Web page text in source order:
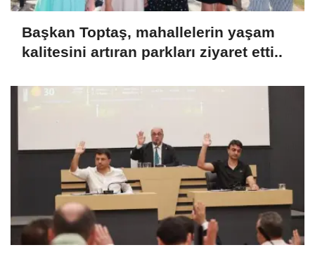
Başkan Toptaş, mahallelerin yaşam
kalitesini artıran parkları ziyaret etti..